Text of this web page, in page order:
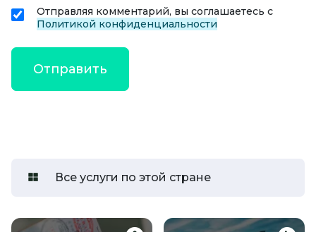
Отправляя комментарий, вы соглашаетесь с
Политикой конфиденциальности
Все услуги по этой стране